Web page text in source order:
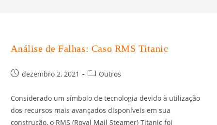
Análise de Falhas: Caso RMS Titanic
dezembro 2, 2021 Outros
Considerado um símbolo de tecnologia devido à utilização
dos recursos mais avançados disponíveis em sua
construção, o RMS (Royal Mail Steamer) Titanic foi